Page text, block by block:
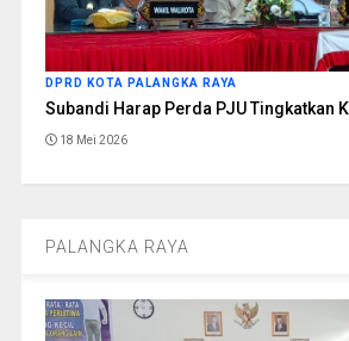
DPRD KOTA PALANGKA RAYA
Subandi Harap Perda PJU Tingkatkan
18 Mei 2026
PALANGKA RAYA